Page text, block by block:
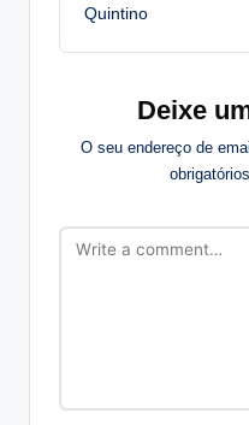
Quintino
Deixe
O seu endereço de